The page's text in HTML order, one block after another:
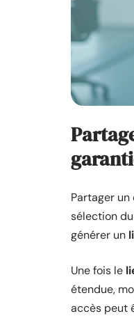
Partager
sélection
générer un
Une fois le
étendue,
accès peut